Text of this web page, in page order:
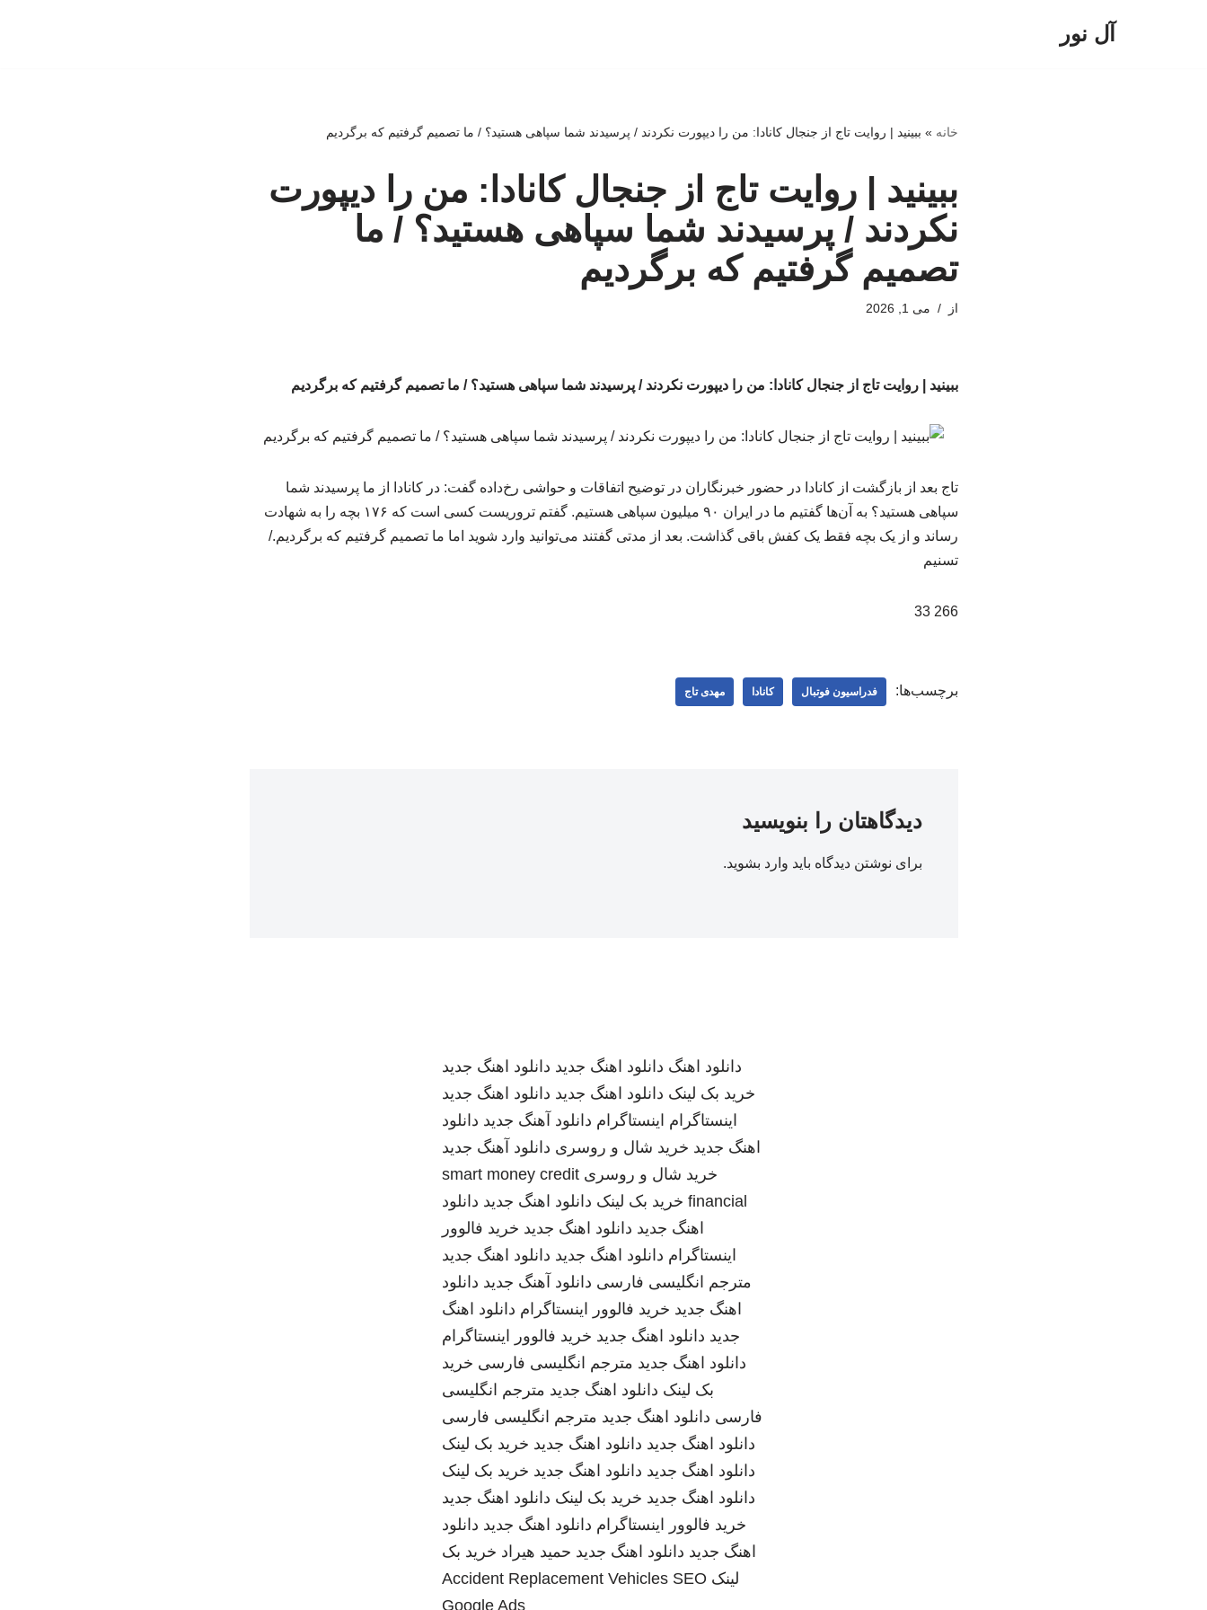
آل نور
خانه » ببینید | روایت تاج از جنجال کانادا: من را دیپورت نکردند / پرسیدند شما سپاهی هستید؟ / ما تصمیم گرفتیم که برگردیم
ببینید | روایت تاج از جنجال کانادا: من را دیپورت
نکردند / پرسیدند شما سپاهی هستید؟ / ما
تصمیم گرفتیم که برگردیم
از می 1, 2026
ببینید | روایت تاج از جنجال کانادا: من را دیپورت نکردند / پرسیدند شما سپاهی هستید؟ / ما تصمیم گرفتیم که برگردیم
تاج بعد از بازگشت از کانادا در حضور خبرنگاران در توضیح اتفاقات و حواشی رخ‌داده گفت: در کانادا از ما پرسیدند شما
سپاهی هستید؟ به آن‌ها گفتیم ما در ایران ۹۰ میلیون سپاهی هستیم. گفتم تروریست کسی است که ۱۷۶ بچه را به شهادت
رساند و از یک بچه فقط یک کفش باقی گذاشت. بعد از مدتی گفتند می‌توانید وارد شوید اما ما تصمیم گرفتیم که برگردیم./
تسنیم
266 33
برچسب‌ها: فدراسیون فوتبال کانادا مهدی تاج
دیدگاهتان را بنویسید
برای نوشتن دیدگاه باید وارد بشوید.
دانلود اهنگ دانلود اهنگ جدید دانلود اهنگ جدید
خرید بک لینک دانلود اهنگ جدید دانلود اهنگ جدید
اینستاگرام اینستاگرام دانلود آهنگ جدید دانلود
اهنگ جدید خرید شال و روسری دانلود آهنگ جدید
خرید شال و روسری smart money credit
financial خرید بک لینک دانلود اهنگ جدید دانلود
اهنگ جدید دانلود اهنگ جدید خرید فالوور
اینستاگرام دانلود اهنگ جدید دانلود اهنگ جدید
مترجم انگلیسی فارسی دانلود آهنگ جدید دانلود
اهنگ جدید خرید فالوور اینستاگرام دانلود اهنگ
جدید دانلود اهنگ جدید خرید فالوور اینستاگرام
دانلود اهنگ جدید مترجم انگلیسی فارسی خرید
بک لینک دانلود اهنگ جدید مترجم انگلیسی
فارسی دانلود اهنگ جدید مترجم انگلیسی فارسی
دانلود اهنگ جدید دانلود اهنگ جدید خرید بک لینک
دانلود اهنگ جدید دانلود اهنگ جدید خرید بک لینک
دانلود اهنگ جدید خرید بک لینک دانلود اهنگ جدید
خرید فالوور اینستاگرام دانلود اهنگ جدید دانلود
اهنگ جدید دانلود اهنگ جدید حمید هیراد خرید بک
لینک
Accident Replacement Vehicles SEO
Google Ads